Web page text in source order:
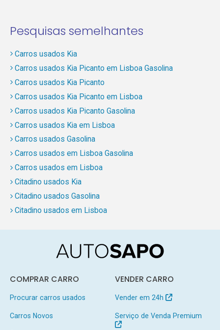
Pesquisas semelhantes
Carros usados Kia
Carros usados Kia Picanto em Lisboa Gasolina
Carros usados Kia Picanto
Carros usados Kia Picanto em Lisboa
Carros usados Kia Picanto Gasolina
Carros usados Kia em Lisboa
Carros usados Gasolina
Carros usados em Lisboa Gasolina
Carros usados em Lisboa
Citadino usados Kia
Citadino usados Gasolina
Citadino usados em Lisboa
COMPRAR CARRO
Procurar carros usados
Carros Novos
VENDER CARRO
Vender em 24h
Serviço de Venda Premium